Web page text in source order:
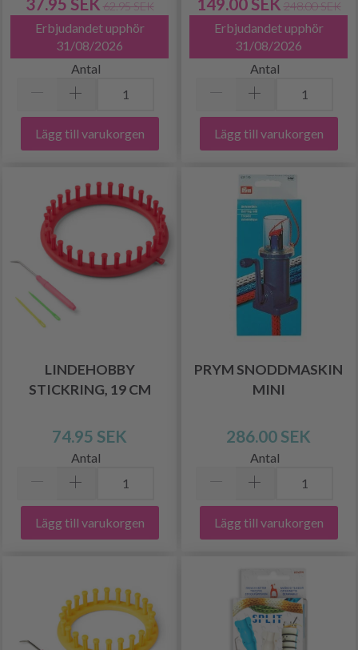
62.95 SEK
Erbjudandet upphör
31/08/2026
Antal
Lägg till varukorgen
248.00 SEK
Erbjudandet upphör
31/08/2026
Antal
Lägg till varukorgen
LINDEHOBBY
STICKRING, 19 CM
74.95 SEK
Antal
Lägg till varukorgen
PRYM SNODDMASKIN
MINI
286.00 SEK
Antal
Lägg till varukorgen